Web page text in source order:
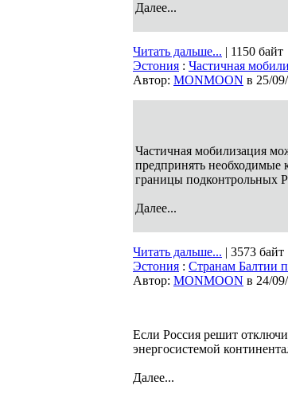
Далее...
Читать дальше... | 1150 байт
Эстония : Частичная
Автор: MONMOON в 25/
Частичная мобилизация
предпринять необходимые
границы подконтрольных
Далее...
Читать дальше... | 3573 байт
Эстония : Странам Балтии
Автор: MONMOON в 24/
Если Россия решит
энергосистемой
Далее...